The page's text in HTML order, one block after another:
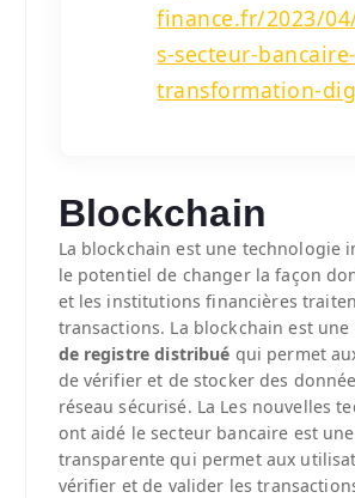
finance.fr/2023/
s-secteur-bancaire-
transformation-
Blockchain
La blockchain est une technologie
le potentiel de changer la façon
et les institutions financières
transactions. La blockchain est une
de registre distribué qui permet
de vérifier et de stocker des
réseau sécurisé. La Les nouvelles
ont aidé le secteur bancaire est
transparente qui permet aux
vérifier et de valider les